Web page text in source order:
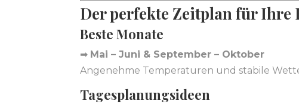
Der perfekte Zeitplan für Ihre
Beste Monate
➡ Mai – Juni & September – Oktober
Angenehme Temperaturen und stabile
Tagesplanungsideen